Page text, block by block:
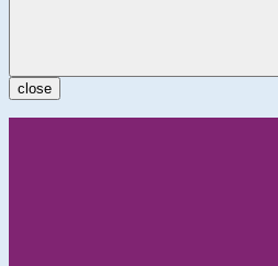
close